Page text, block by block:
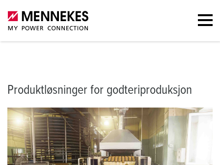
Produktløsninger for godteriproduksjon
Produktløsninger for godteriproduksjon